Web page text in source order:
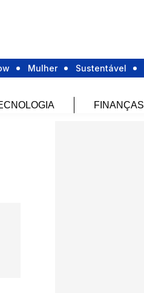
Mulher Sustentável
FINANÇAS